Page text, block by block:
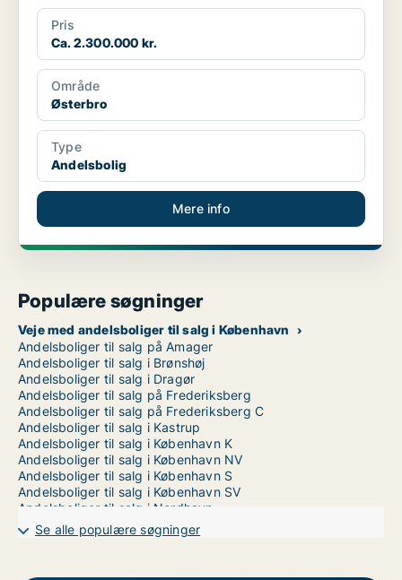
Pris
Ca. 2.300.000 kr.
Område
Østerbro
Type
Andelsbolig
Mere info
Populære søgninger
Veje med andelsboliger til salg i København
Andelsboliger til salg på Amager
Andelsboliger til salg i Brønshøj
Andelsboliger til salg i Dragør
Andelsboliger til salg på Frederiksberg
Andelsboliger til salg på Frederiksberg C
Andelsboliger til salg i Kastrup
Andelsboliger til salg i København K
Andelsboliger til salg i København NV
Andelsboliger til salg i København S
Andelsboliger til salg i København SV
Andelsboliger til salg i Nordhavn
Andelsboliger til salg på Nørrebro
Andelsboliger til salg i Valby
Se alle populære søgninger